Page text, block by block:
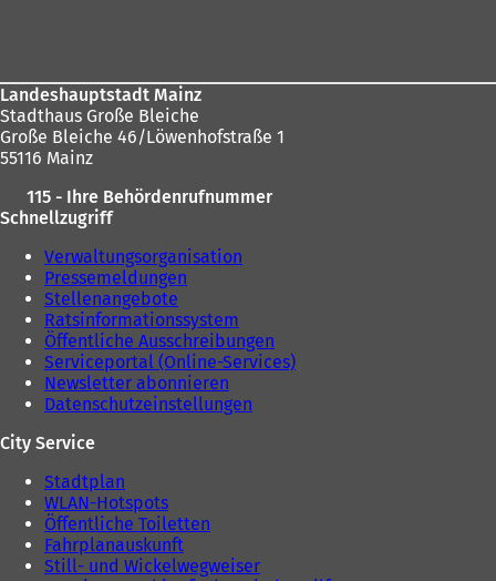
Landeshauptstadt Mainz
Stadthaus Große Bleiche
Große Bleiche 46/Löwenhofstraße 1
55116 Mainz
115 - Ihre Behördenrufnummer
Schnellzugriff
Verwaltungsorganisation
Pressemeldungen
Stellenangebote
Ratsinformationssystem
Öffentliche Ausschreibungen
Serviceportal (Online-Services)
Newsletter abonnieren
Datenschutzeinstellungen
City Service
Stadtplan
WLAN-Hotspots
Öffentliche Toiletten
Fahrplanauskunft
Still- und Wickelwegweiser